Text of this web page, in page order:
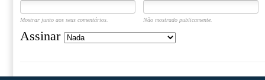
Mostrar junto aos seus comentários. Não mostrado publicamente.
Assinar